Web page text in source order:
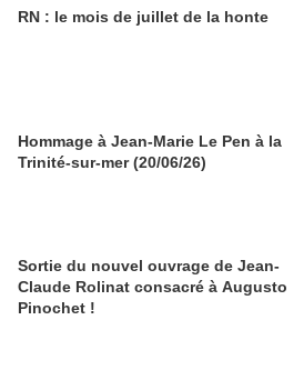
RN : le mois de juillet de la honte
Hommage à Jean-Marie Le Pen à la
Trinité-sur-mer (20/06/26)
Sortie du nouvel ouvrage de Jean-
Claude Rolinat consacré à Augusto
Pinochet !